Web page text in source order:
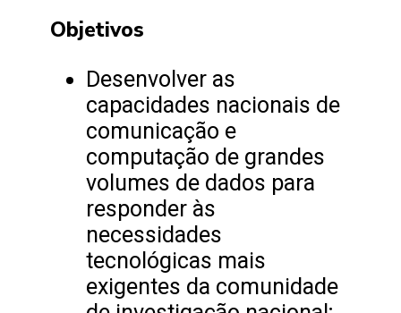
Objetivos
Desenvolver as
capacidades nacionais de
comunicação e
computação de grandes
volumes de dados para
responder às
necessidades
tecnológicas mais
exigentes da comunidade